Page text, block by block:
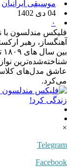
موسیقی ایرانیان
04 دی 1402
۰
فلیکس مندلسون با
آهنگساز، رهبر
شناخته‌شده‌ترین
عاشق مدل‌های
می‌کرد.
×
Telegram
Facebook